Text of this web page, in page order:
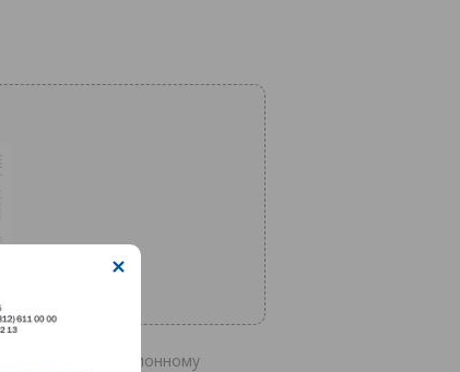
по инвестиционному